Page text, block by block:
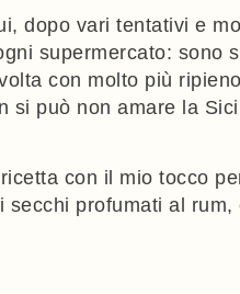
dopo vari tentativi e
supermercato:
con molto più
può non amare la
con il mio tocco
profumati al